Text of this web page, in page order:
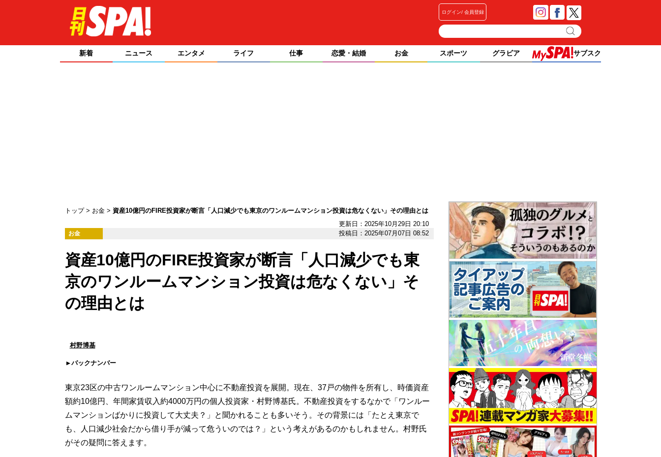
ログイン 会員登録
新着 ニュース エンタメ ライフ 仕事 恋愛・結婚 お金 スポーツ グラビア サブスク
トップ お金
資産10億円のFIRE投資家が断言「人口減少でも東京のワンルームマンション投資は危なくない」その理由とは
更新日：2025年10月29日 20:10
お金 投稿日：2025年07月07日 08:52
資産10億円のFIRE投資家が断言「人口減少でも東
京のワンルームマンション投資は危なくない」そ
の理由とは
村野博基
バックナンバー
東京23区の中古ワンルームマンション中心に不動産投資を展開。現在、37戸の物件を所有し、時価資産
額約10億円、年間家賃収入約4000万円の個人投資家・村野博基氏。不動産投資をするなかで「ワンルー
ムマンションばかりに投資して大丈夫？」と聞かれることも多いそう。その背景には「たとえ東京で
も、人口減少社会だから借り手が減って危ういのでは？」という考えがあるのかもしれません。村野氏
がその疑問に答えます。